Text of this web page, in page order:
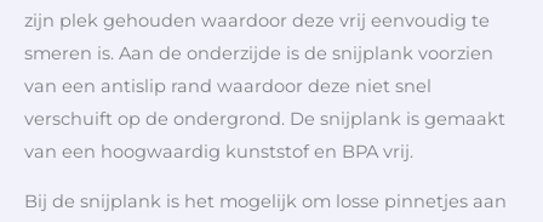
zijn plek gehouden waardoor deze vrij eenvoudig te
smeren is. Aan de onderzijde is de snijplank voorzien
van een antislip rand waardoor deze niet snel
verschuift op de ondergrond. De snijplank is gemaakt
van een hoogwaardig kunststof en BPA vrij.
Bij de snijplank is het mogelijk om losse pinnetjes aan